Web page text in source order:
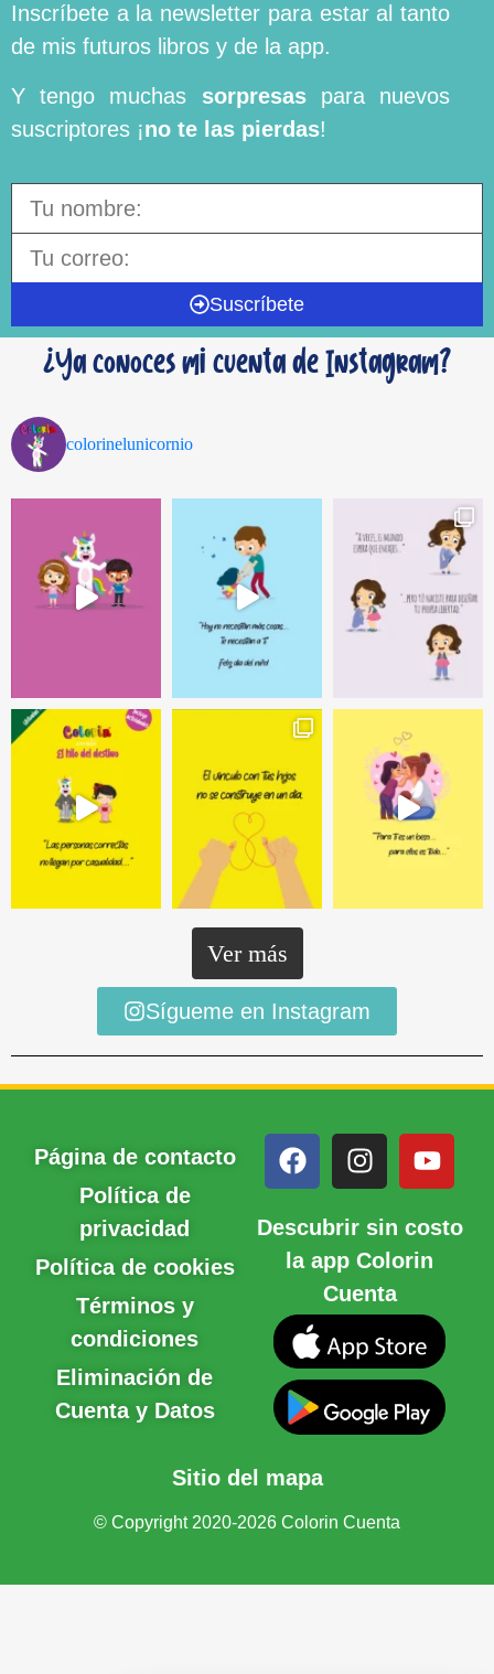
Inscríbete a la newsletter para estar al tanto
de mis futuros libros y de la app.
Y tengo muchas sorpresaspara nuevos
suscriptores ¡no te las pierdas!
Suscríbete
¿Ya conoces mi cuenta de Instagram?
colorinelunicornio
Ver más
Sígueme en Instagram
Página de contacto
Política de
privacidad
Política de cookies
Términos y
condiciones
Eliminación de
Cuenta y Datos
Descubrir sin costo
la app Colorin
Cuenta
Sitio del mapa
© Copyright 2020-2026 Colorin Cuenta